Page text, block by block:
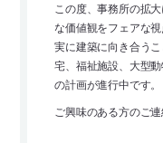
この度、事務所の拡
な価値観をフェアな
実に建築に向き合う
宅、福祉施設、大型
の計画が進行中です。
ご興味のある方のご